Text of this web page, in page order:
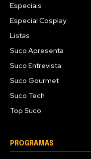
Especiais
Especial Cosplay
Listas
Suco Apresenta
Suco Entrevista
Suco Gourmet
Suco Tech
Top Suco
PROGRAMAS